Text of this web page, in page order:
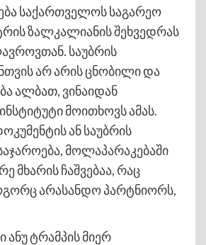
საქართველოს საგარეო
ზალკალიანის შეხვედრას
საუბრის
არ არის ცნობილი და
ალბათ, ვინაიდან
მოითხოვს ამას.
ან საუბრის
მოლაპარაკებაში
მხარის ჩაშვებაა, რაც
არასანდო პარტნიორს,
ანუ ტრამპის მიერ